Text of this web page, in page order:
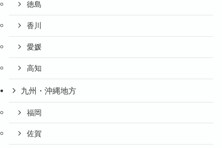
徳島
香川
愛媛
高知
九州・沖縄地方
福岡
佐賀